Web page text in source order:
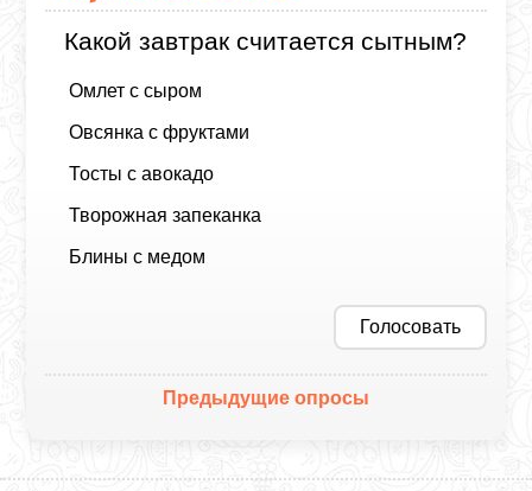
Какой завтрак считается сытным?
Омлет с сыром
Овсянка с фруктами
Тосты с авокадо
Творожная запеканка
Блины с медом
Голосовать
Предыдущие опросы